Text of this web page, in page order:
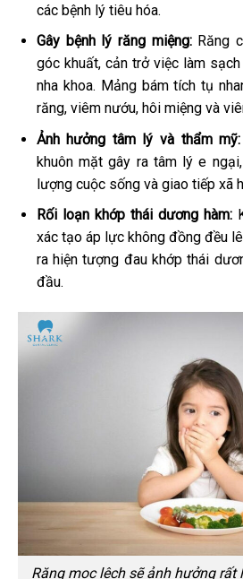
các bệnh lý tiêu hóa.
Gây bệnh lý răng miệng:Răng
góc khuất, cản trở việc làm
nha khoa. Mảng bám tích tụ
răng, viêm nướu, hôi miệng và
Ảnh hưởng tâm lý và thẩm mỹ:
khuôn mặt gây ra tâm lý e
lượng cuộc sống và giao tiếp xã
Rối loạn khớp thái dương hàm:
xác tạo áp lực không đồng đều
ra hiện tượng đau khớp thái
đầu.
Răng mọc lệch sẽ ảnh hưởng